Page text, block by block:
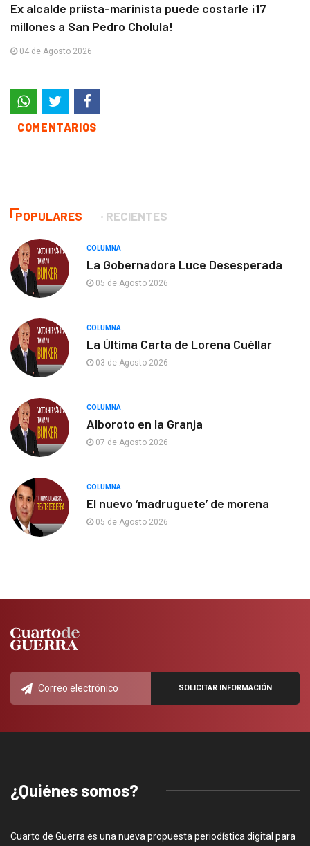
Ex alcalde priísta-marinista puede costarle ¡17
millones a San Pedro Cholula!
04 de Agosto 2026
COMENTARIOS
POPULARES RECIENTES
COLUMNA
La Gobernadora Luce Desesperada
05 de Agosto 2026
COLUMNA
La Última Carta de Lorena Cuéllar
03 de Agosto 2026
COLUMNA
Alboroto en la Granja
07 de Agosto 2026
COLUMNA
El nuevo ‘madruguete’ de morena
05 de Agosto 2026
¿Quiénes somos?
Cuarto de Guerra es una nueva propuesta periodística digital para